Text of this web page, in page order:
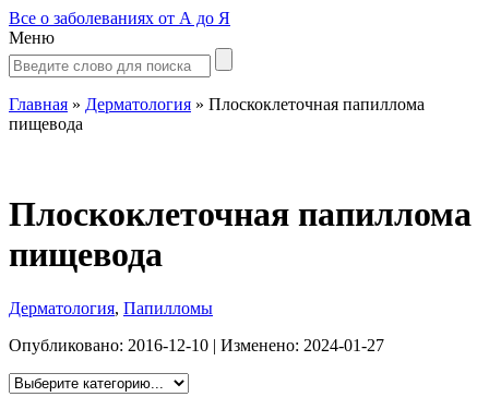
Все о заболеваниях от А до Я
Меню
Главная » Дерматология » Плоскоклеточная папиллома
пищевода
Плоскоклеточная папиллома
пищевода
Дерматология, Папилломы
Опубликовано: 2016-12-10 | Изменено: 2024-01-27